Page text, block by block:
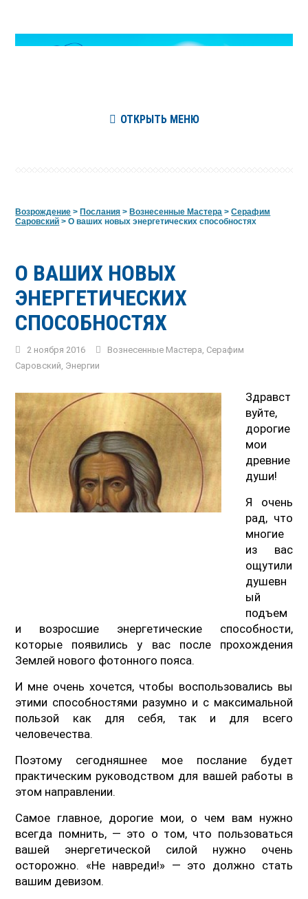
ОТКРЫТЬ МЕНЮ
Возрождение >Послания >Вознесенные Мастера >Серафим
Саровский >О ваших новых энергетических способностях
О ВАШИХ НОВЫХ
ЭНЕРГЕТИЧЕСКИХ
СПОСОБНОСТЯХ
2 ноября 2016 Вознесенные Мастера Серафим
Саровский Энергии
Здравст
вуйте,
дорогие
мои
древние
души!
Я очень
рад, что
многие
из вас
ощутили
душевн
ый
подъем
и возросшие энергетические способности,
которые появились у вас после прохождения
Землей нового фотонного пояса.
И мне очень хочется, чтобы воспользовались вы
этими способностями разумно и с максимальной
пользой как для себя, так и для всего
человечества.
Поэтому сегодняшнее мое послание будет
практическим руководством для вашей работы в
этом направлении.
Самое главное, дорогие мои, о чем вам нужно
всегда помнить, — это о том, что пользоваться
вашей энергетической силой нужно очень
осторожно. «Не навреди!» — это должно стать
вашим девизом.